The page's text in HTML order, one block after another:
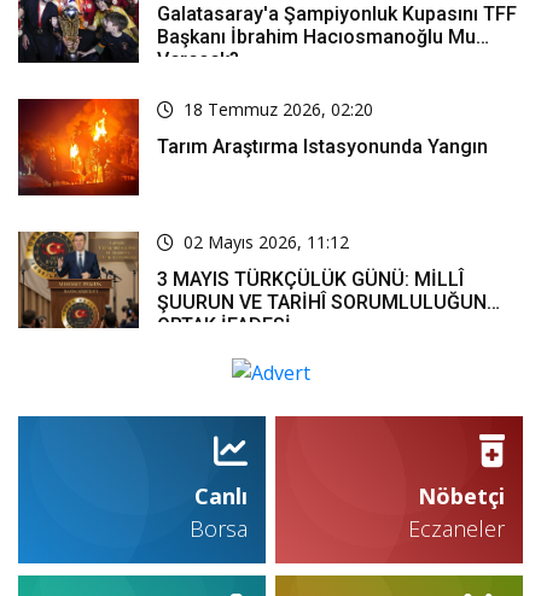
Galatasaray'a Şampiyonluk Kupasını TFF
Başkanı İbrahim Hacıosmanoğlu Mu
Verecek?
18 Temmuz 2026, 02:20
Tarım Araştırma Istasyonunda Yangın
02 Mayıs 2026, 11:12
3 MAYIS TÜRKÇÜLÜK GÜNÜ: MİLLÎ
ŞUURUN VE TARİHÎ SORUMLULUĞUN
ORTAK İFADESİ
Canlı
Borsa
Nöbetçi
Eczaneler